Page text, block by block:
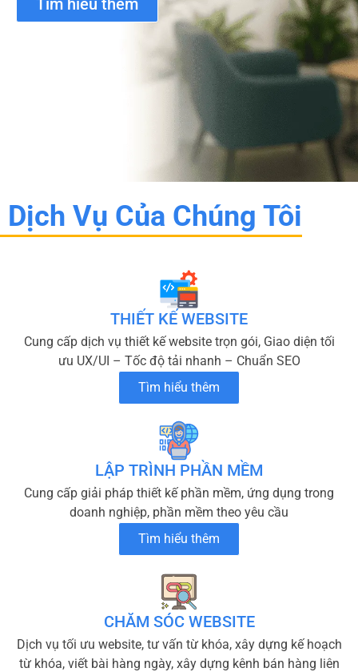
Tìm hiểu thêm
Dịch Vụ Của Chúng Tôi
THIẾT KẾ WEBSITE
Cung cấp dịch vụ thiết kế website trọn gói, Giao diện tối
ưu UX/UI – Tốc độ tải nhanh – Chuẩn SEO
Tìm hiểu thêm
LẬP TRÌNH PHẦN MỀM
Cung cấp giải pháp thiết kế phần mềm, ứng dụng trong
doanh nghiệp, phần mềm theo yêu cầu
Tìm hiểu thêm
CHĂM SÓC WEBSITE
Dịch vụ tối ưu website, tư vấn từ khóa, xây dựng kế hoạch
từ khóa, viết bài hàng ngày, xây dựng kênh bán hàng liên